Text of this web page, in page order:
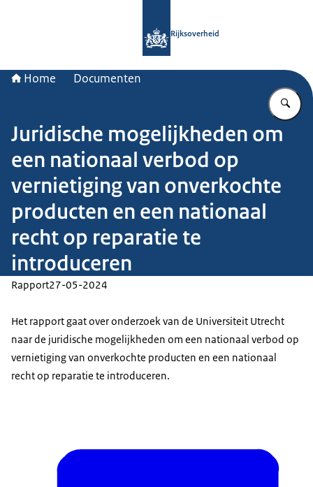
Rijksoverheid
Home Documenten
Juridische mogelijkheden om
een nationaal verbod op
vernietiging van onverkochte
producten en een nationaal
recht op reparatie te
introduceren
Rapport27-05-2024
Het rapport gaat over onderzoek van de Universiteit Utrecht
naar de juridische mogelijkheden om een nationaal verbod op
vernietiging van onverkochte producten en een nationaal
recht op reparatie te introduceren.